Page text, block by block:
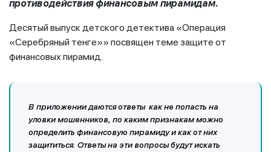
противодействия финансовым пирамидам.
Десятый выпуск детского детектива «Операция
«Серебряный тенге»» посвящен теме защите от
финансовых пирамид.
В приложении даются ответы как не попасть на
уловки мошенников, по каким признакам можно
определить финансовую пирамиду и как от них
защититься. Ответы на эти вопросы будут искать